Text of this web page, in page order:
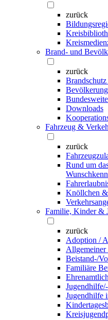
zurück
Brand- und
zurück
Downloads
Fahrzeug &
zurück
Rund um
Knöllchen
Familie, Kinder &
zurück
Adoption /
Allgemeiner
Beistand-/
Familiäre
Jugendhilfe